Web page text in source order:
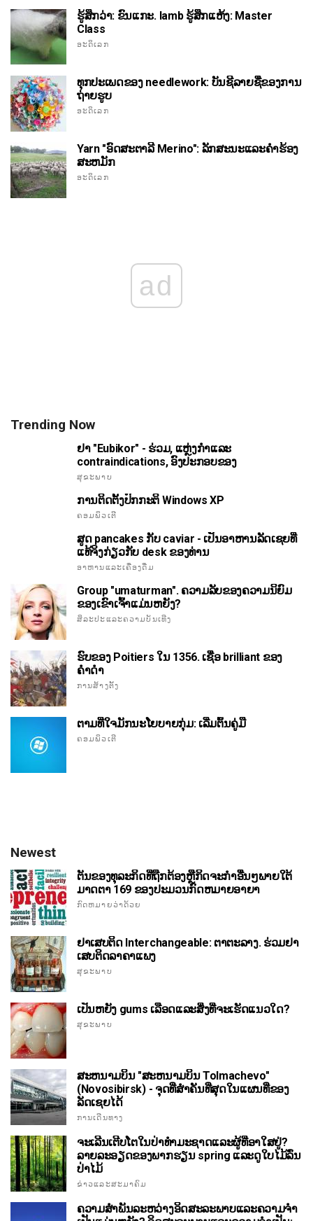
ຮູ້ສຶກວ່າ: ຂົນແກະ. lamb ຮູ້ສຶກແຫ້ງ: Master
Class
ອະດິເລກ
ທຸກປະເພດຂອງ needlework: ບັນຊີລາຍຊື່ຂອງການ
ຖ່າຍຮູບ
ອະດິເລກ
Yarn "ອົດສະຕາລີ Merino": ລັກສະນະແລະຄໍາຮ້ອງ
ສະຫມັກ
ອະດິເລກ
ad
Trending Now
ຢາ "Eubikor" - ຮ່ວມ, ແຫຼ່ງກໍາແລະ
contraindications, ອົງປະກອບຂອງ
ສຸຂະພາບ
ການຕິດຕັ້ງປົກກະຕິ Windows XP
ຄອມພິວເຕີ
ສູດ pancakes ກັບ caviar - ເປັນອາຫານລັດເຊຍທີ່
ແທ້ຈິງກ່ຽວກັບ desk ຂອງທ່ານ
ອາຫານແລະເຄື່ອງດື່ມ
Group "umaturman". ຄວາມລັບຂອງຄວາມນິຍົມ
ຂອງເຂົາເຈົ້າແມ່ນຫຍັງ?
ສິລະປະແລະຄວາມບັນເທີງ
ຮົບຂອງ Poitiers ໃນ 1356. ເຊື່ອ brilliant ຂອງ
ຄໍາດໍາ
ການສ້າງຕັ້ງ
ຕາມທີ່ໃຈມັກນະໂຍບາຍກຸ່ມ: ເລີ່ມຕົ້ນຄູ່ມື
ຄອມພິວເຕີ
Newest
ຕັນຂອງທຸລະກິດທີ່ຖືກຕ້ອງຫຼືກິດຈະກໍາອື່ນໆພາຍໃຕ້
ມາດຕາ 169 ຂອງປະມວນກົດຫມາຍອາຍາ
ກົດຫມາຍວ່າດ້ວຍ
ຢາເສບຕິດ Interchangeable: ຕາຕະລາງ. ຮ່ວມຢາ
ເສບຕິດລາຄາແພງ
ສຸຂະພາບ
ເປັນຫຍັງ gums ເລືອດແລະສິ່ງທີ່ຈະເຮັດແນວໃດ?
ສຸຂະພາບ
ສະຫນາມບິນ "ສະຫນາມບິນ Tolmachevo"
(Novosibirsk) - ຈຸດທີ່ສໍາຄັນທີ່ສຸດໃນແຜນທີ່ຂອງ
ລັດເຊຍໄດ້
ການເດີນທາງ
ຈະເລີນເຕີບໂຕໃນປ່າທໍາມະຊາດແລະຜູ້ທີ່ອາໃສຢູ່?
ລາຍລະອຽດຂອງພາກຮຽນ spring ແລະດູໃບໄມ້ລົ່ນ
ປ່າໄມ້
ຂ່າວແລະສະມາຄົມ
ຄວາມສໍາພັນລະຫວ່າງອິດສະລະພາບແລະຄວາມຈໍາ